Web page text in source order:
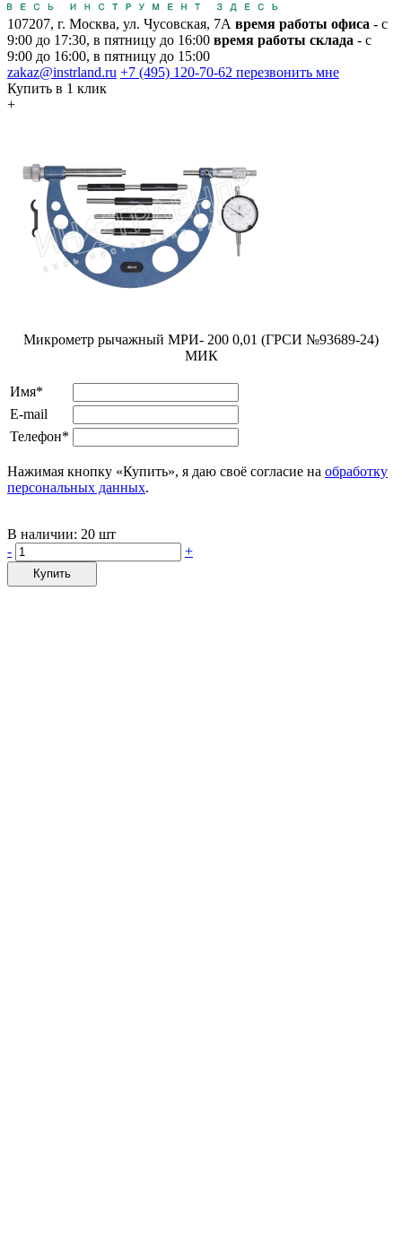
107207, г. Москва, ул. Чусовская, 7А время работы офиса - с
9:00 до 17:30, в пятницу до 16:00 время работы склада - с
9:00 до 16:00, в пятницу до 15:00
zakaz@instrland.ru +7 (495) 120-70-62 перезвонить мне
Купить в 1 клик
+
Микрометр рычажный МРИ- 200 0,01 (ГРСИ №93689-24)
МИК
Имя*
E-mail
Телефон*
Нажимая кнопку «Купить», я даю своё согласие на обработку
персональных данных.
В наличии: 20 шт
-
+
Купить